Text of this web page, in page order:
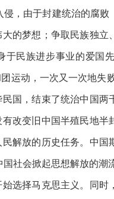
，由于封建统治的腐
的梦想；争取民族独
于民族进步事业的爱国
运动，一次又一次地失
国，结束了统治中国
有改变旧中国半殖民地
解放的历史任务。中
社会掀起思想解放的
选择马克思主义。同